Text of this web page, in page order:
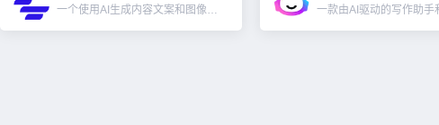
一个使用AI生成内容文案和图像的工具。使用Copymatic的人工智能驱动的内容编写器可以将简短描述生成1000多字的文章。包括任何文章元素，例如标题、简介、大纲、正文或结论。...